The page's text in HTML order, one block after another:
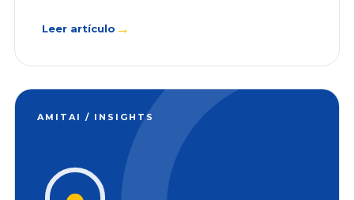
Leer artículo →
AMITAI / INSIGHTS